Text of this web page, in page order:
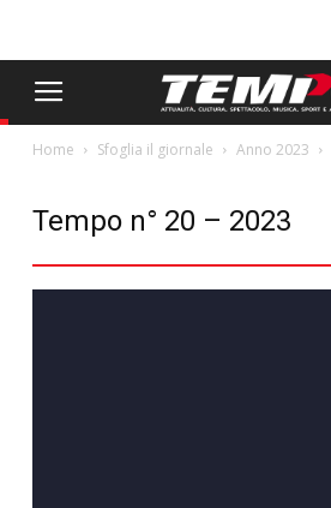
Home Sfoglia il giornale Anno 2023
Tempo n° 20 – 2023